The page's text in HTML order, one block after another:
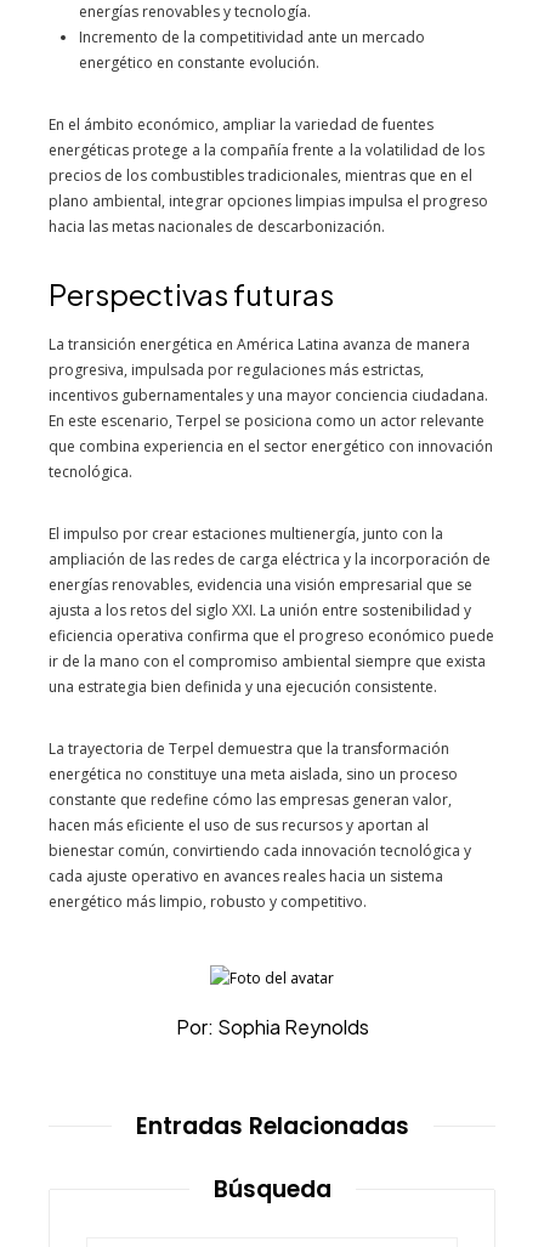
energías renovables y tecnología.
Incremento de la competitividad ante un mercado
energético en constante evolución.
En el ámbito económico, ampliar la variedad de fuentes
energéticas protege a la compañía frente a la volatilidad de los
precios de los combustibles tradicionales, mientras que en el
plano ambiental, integrar opciones limpias impulsa el progreso
hacia las metas nacionales de descarbonización.
Perspectivas futuras
La transición energética en América Latina avanza de manera
progresiva, impulsada por regulaciones más estrictas,
incentivos gubernamentales y una mayor conciencia ciudadana.
En este escenario, Terpel se posiciona como un actor relevante
que combina experiencia en el sector energético con innovación
tecnológica.
El impulso por crear estaciones multienergía, junto con la
ampliación de las redes de carga eléctrica y la incorporación de
energías renovables, evidencia una visión empresarial que se
ajusta a los retos del siglo XXI. La unión entre sostenibilidad y
eficiencia operativa confirma que el progreso económico puede
ir de la mano con el compromiso ambiental siempre que exista
una estrategia bien definida y una ejecución consistente.
La trayectoria de Terpel demuestra que la transformación
energética no constituye una meta aislada, sino un proceso
constante que redefine cómo las empresas generan valor,
hacen más eficiente el uso de sus recursos y aportan al
bienestar común, convirtiendo cada innovación tecnológica y
cada ajuste operativo en avances reales hacia un sistema
energético más limpio, robusto y competitivo.
Por: Sophia Reynolds
Entradas Relacionadas
Búsqueda